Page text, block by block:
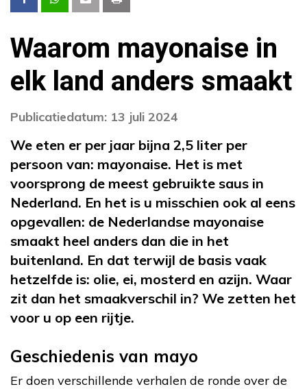
Waarom mayonaise in
elk land anders smaakt
Publicatiedatum: 13 juli 2024
We eten er per jaar bijna 2,5 liter per
persoon van: mayonaise. Het is met
voorsprong de meest gebruikte saus in
Nederland. En het is u misschien ook al eens
opgevallen: de Nederlandse mayonaise
smaakt heel anders dan die in het
buitenland. En dat terwijl de basis vaak
hetzelfde is: olie, ei, mosterd en azijn. Waar
zit dan het smaakverschil in? We zetten het
voor u op een rijtje.
Geschiedenis van mayo
Er doen verschillende verhalen de ronde over de